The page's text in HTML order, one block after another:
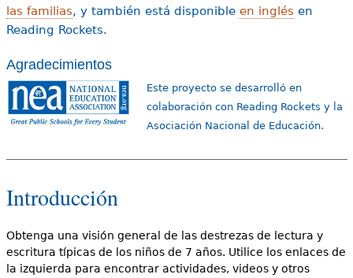
las familias, y también está disponible en inglés en
Reading Rockets.
Agradecimientos
Este proyecto se desarrolló en
colaboración con Reading Rockets y la
Asociación Nacional de Educación.
Introducción
Obtenga una visión general de las destrezas de lectura y
escritura típicas de los niños de 7 años. Utilice los enlaces de
la izquierda para encontrar actividades, videos y otros